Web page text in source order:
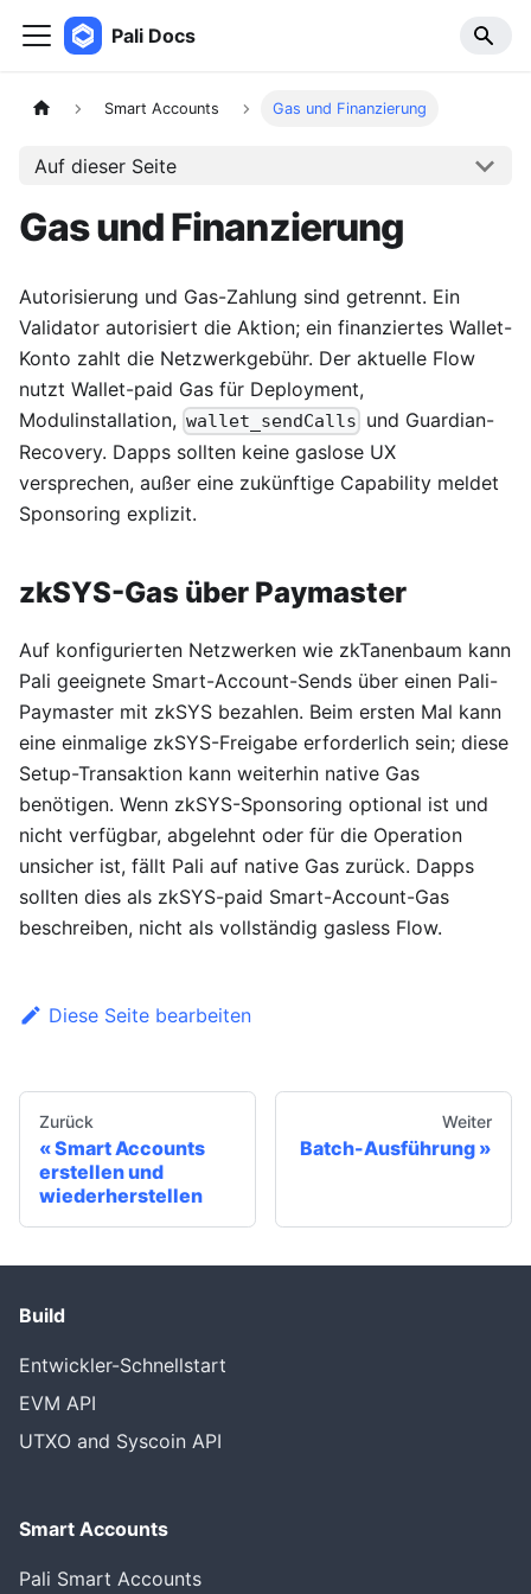
Pali Docs
Smart Accounts Gas und Finanzierung
Auf dieser Seite
Gas und Finanzierung
Autorisierung und Gas-Zahlung sind getrennt. Ein
Validator autorisiert die Aktion; ein finanziertes Wallet-
Konto zahlt die Netzwerkgebühr. Der aktuelle Flow
nutzt Wallet-paid Gas für Deployment,
Modulinstallation, wallet_sendCalls und Guardian-
Recovery. Dapps sollten keine gaslose UX
versprechen, außer eine zukünftige Capability meldet
Sponsoring explizit.
zkSYS-Gas über Paymaster
Auf konfigurierten Netzwerken wie zkTanenbaum kann
Pali geeignete Smart-Account-Sends über einen Pali-
Paymaster mit zkSYS bezahlen. Beim ersten Mal kann
eine einmalige zkSYS-Freigabe erforderlich sein; diese
Setup-Transaktion kann weiterhin native Gas
benötigen. Wenn zkSYS-Sponsoring optional ist und
nicht verfügbar, abgelehnt oder für die Operation
unsicher ist, fällt Pali auf native Gas zurück. Dapps
sollten dies als zkSYS-paid Smart-Account-Gas
beschreiben, nicht als vollständig gasless Flow.
Diese Seite bearbeiten
Zurück
Smart Accounts
erstellen und
wiederherstellen
Weiter
Batch-Ausführung
Build
Entwickler-Schnellstart
EVM API
UTXO and Syscoin API
Smart Accounts
Pali Smart Accounts